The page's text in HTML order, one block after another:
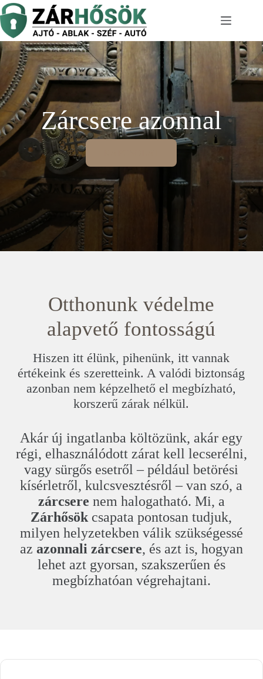
Skip
to
content
Zárcsere azonnal
Otthonunk védelme
alapvető fontosságú
Hiszen itt élünk, pihenünk, itt vannak
értékeink és szeretteink. A valódi biztonság
azonban nem képzelhető el megbízható,
korszerű zárak nélkül.
Akár új ingatlanba költözünk, akár egy
régi, elhasználódott zárat kell lecserélni,
vagy sürgős esetről – például betörési
kísérletről, kulcsvesztésről – van szó, a
zárcsere nem halogatható. Mi, a
Zárhősök csapata pontosan tudjuk,
milyen helyzetekben válik szükségessé
az azonnali zárcsere, és azt is, hogyan
lehet azt gyorsan, szakszerűen és
megbízhatóan végrehajtani.